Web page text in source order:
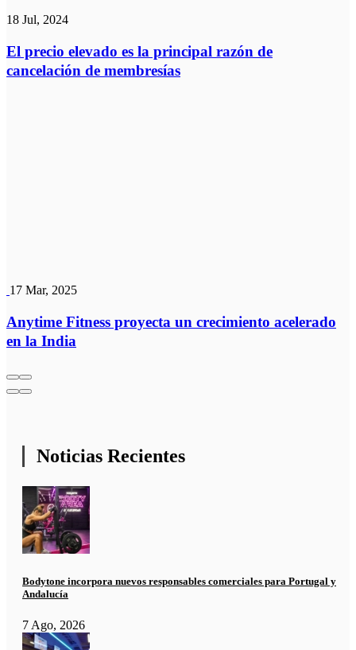
18 Jul, 2024
El precio elevado es la principal razón de
cancelación de membresías
17 Mar, 2025
Anytime Fitness proyecta un crecimiento acelerado
en la India
Noticias Recientes
Bodytone incorpora nuevos responsables comerciales para Portugal y
Andalucía
7 Ago, 2026